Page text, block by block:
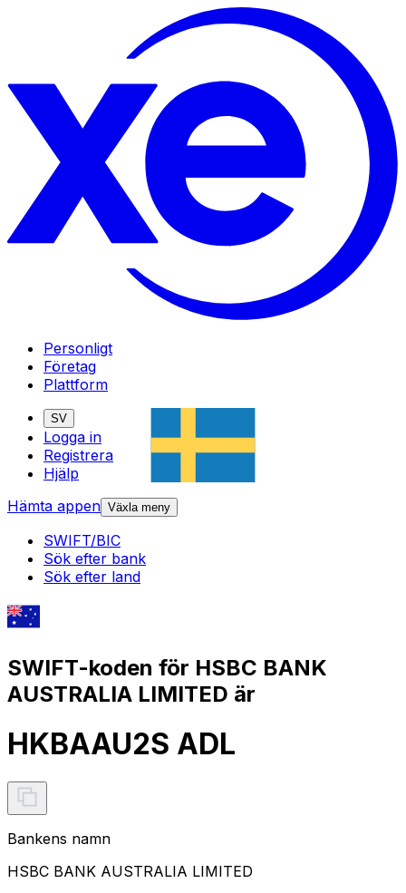
Personligt
Företag
Plattform
SV
Logga in
Registrera
Hjälp
Hämta appen Växla meny
SWIFT/BIC
Sök efter bank
Sök efter land
SWIFT-koden för HSBC BANK
AUSTRALIA LIMITED är
HKBAAU2S ADL
Bankens namn
HSBC BANK AUSTRALIA LIMITED